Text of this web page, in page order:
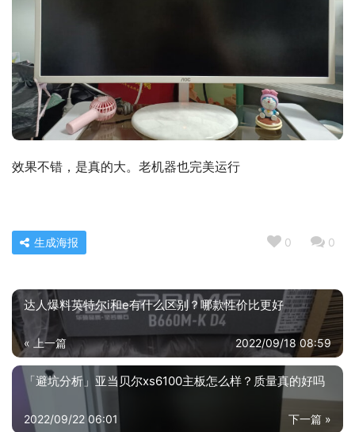
效果不错，是真的大。老机器也完美运行
0 0
生成海报
达人爆料英特尔i和e有什么区别？哪款性价比更好
« 上一篇 2022/09/18 08:59
「避坑分析」亚当贝尔xs6100主板怎么样？质量真的好吗
下一篇 »
2022/09/22 06:01